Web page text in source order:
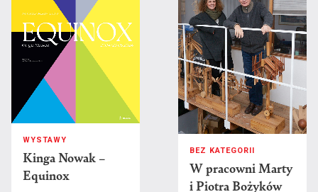
C
Zbigniew Cebula
Bartłomiej Chwilczyński
Mariusz Ciastoń
D
Tomasz Daniec
Marcin Dymek
F
Jacek Feliks
WYSTAWY
Kinga Nowak –
Equinox
BEZ KATEGORII
W pracowni Marty
i Piotra Bożyków